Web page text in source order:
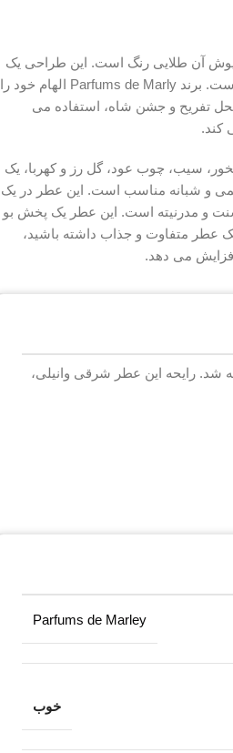
آن طلایی رنگ است. این طراحی یک
تضاد بین تاریک و روشن ایجاد می کند. این تضاد نمادین از تعادل بین شیرین و تند بودن عطر است. برند Parfums de Marly الهام خود را
تفریح و جشن شاه، استفاده می
کند.
سیب، چوب عود، گل رز و کهربا، یک
و شبانه مناسب است. این عطر در یک
سنت و مدرنیته است. این عطر یک پخش بو
عطر متفاوت و جذاب داشته باشید،
اولین بار به بازار عرضه شد. رایحه این عطر شرقی وانیلی،
Parfums de Marley
خوب